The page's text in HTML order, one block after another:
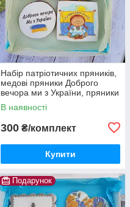
Набір патріотичних пряників,
медові пряники Доброго
вечора ми з України, пряники
прапор України, пряники для
захисників
В наявності
300 ₴/комплект
Купити
Подарунок